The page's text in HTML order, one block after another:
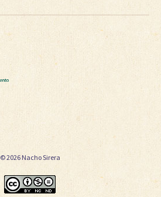
© 2026 Nacho Sirera